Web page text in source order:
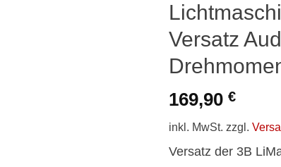
Versatz
169,90 €
inkl. MwSt. zzgl.
Versatz der 3B